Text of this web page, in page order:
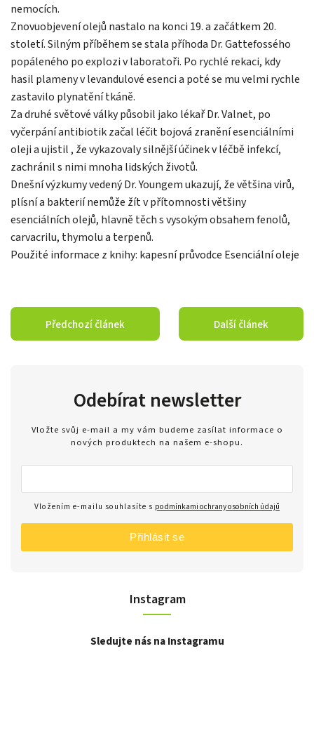
nemocích.
Znovuobjevení olejů nastalo na konci 19. a začátkem 20.
století. Silným příběhem se stala příhoda Dr. Gattefossého
popáleného po explozi v laboratoři. Po rychlé rekaci, kdy
hasil plameny v levandulové esenci a poté se mu velmi rychle
zastavilo plynatění tkáně.
Za druhé světové války působil jako lékař Dr. Valnet, po
vyčerpání antibiotik začal léčit bojová zranění esenciálními
oleji a ujistil , že vykazovaly silnější účinek v léčbě infekcí,
zachránil s nimi mnoha lidských životů.
Dnešní výzkumy vedený Dr. Youngem ukazují, že většina virů,
plísní a bakterií nemůže žít v přítomnosti většiny
esenciálních olejů, hlavně těch s vysokým obsahem fenolů,
carvacrilu, thymolu a terpenů.
Použité informace z knihy: kapesní průvodce Esenciální oleje
Předchozí článek Další článek
Instagram
Sledujte nás na Instagramu
Odebírat newsletter
Vložte svůj e-mail a my vám budeme zasílat informace o
nových produktech na našem e-shopu.
Vložením e-mailu souhlasíte s podmínkami ochrany osobních údajů
Přihlásit se